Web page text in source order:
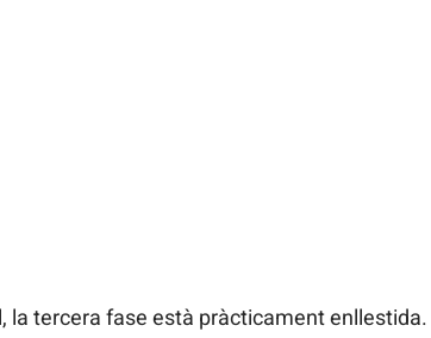
la tercera fase està pràcticament enllestida.